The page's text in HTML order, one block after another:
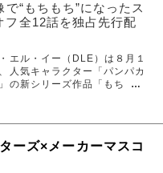
で“もちもち”になったス
フ全12話を独占先行配
エル・イー（DLE）は８月１
人気キャラクター「パンパカ
の新シリーズ作品「もち
…
ーズ×メーカーマスコ